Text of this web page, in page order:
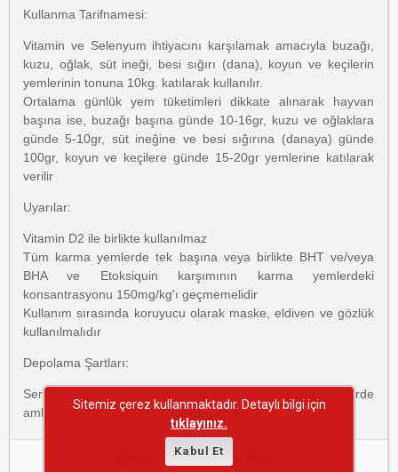
Kullanma Tarifnamesi:
Vitamin ve Selenyum ihtiyacını karşılamak amacıyla buzağı,
kuzu, oğlak, süt ineği, besi sığırı (dana), koyun ve keçilerin
yemlerinin tonuna 10kg. katılarak kullanılır.
Ortalama günlük yem tüketimleri dikkate alınarak hayvan
başına ise, buzağı başına günde 10-16gr, kuzu ve oğlaklara
günde 5-10gr, süt ineğine ve besi sığırına (danaya) günde
100gr, koyun ve keçilere günde 15-20gr yemlerine katılarak
verilir
Uyarılar:
Vitamin D2 ile birlikte kullanılmaz
Tüm karma yemlerde tek başına veya birlikte BHT ve/veya
BHA ve Etoksiquin karşımının karma yemlerdeki
konsantrasyonu 150mg/kg'ı geçmemelidir
Kullanım sırasında koruyucu olarak maske, eldiven ve gözlük
kullanılmalıdır
Depolama Şartları:
Serin, nemsiz ve direkt güneş ışığı almayan yerlerde
ambalajın ağzı açılmamış depolayınız
Aynı Etken Maddeli İlaçlar
Sitemiz çerez kullanmaktadır. Detaylı bilgi için
tıklayınız.
Kabul Et